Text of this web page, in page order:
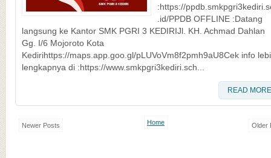
:https://
.id/PPDB OFFLINE :Datang
langsung ke Kantor SMK PGRI 3 KEDIRIJl. KH. Achmad Dahlan
Gg. I/6 Mojoroto Kota
Kedirihttps://maps.app.goo.gl/pLUVoVm8f2pmh9aU8Cek info
lengkapnya di :https://www.smkpgri3kediri.sch...
READ MORE
Newer Posts Older
Home